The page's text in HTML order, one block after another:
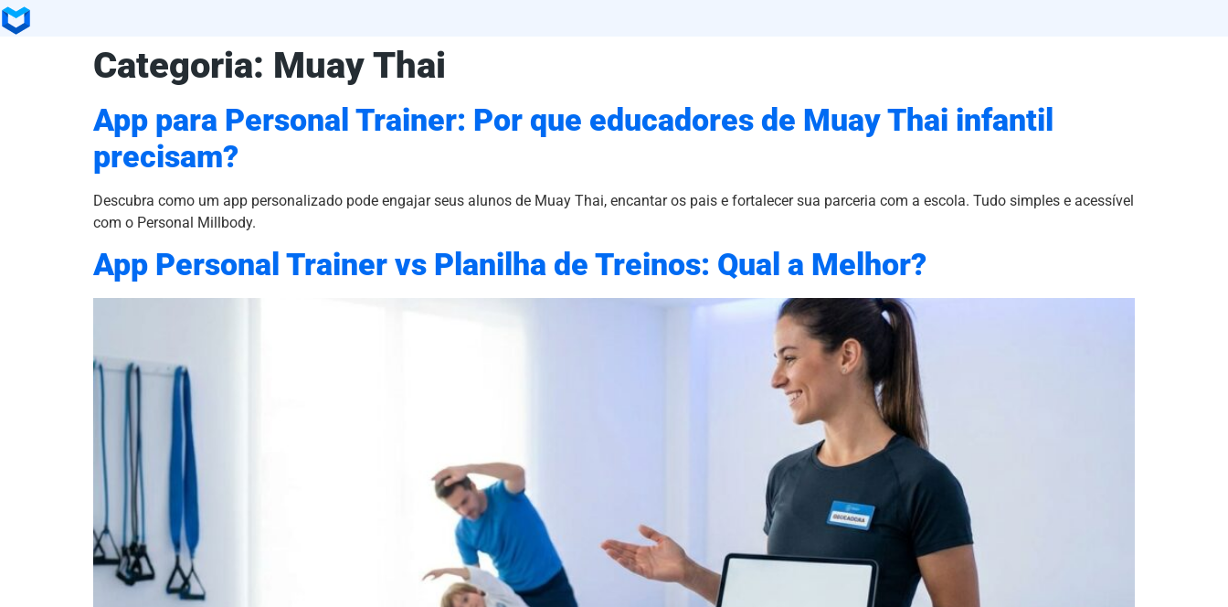
Categoria: Muay Thai
App para Personal Trainer: Por que educadores de Muay Thai infantil
precisam?
Descubra como um app personalizado pode engajar seus alunos de Muay Thai, encantar os pais e fortalecer sua parceria com a escola. Tudo simples e acessível
com o Personal Millbody.
App Personal Trainer vs Planilha de Treinos: Qual a Melhor?